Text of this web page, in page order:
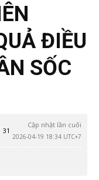
ĐIỀU
SỐC
Cập nhật lần cuối
2026-04-19 18:34 UTC+7
31